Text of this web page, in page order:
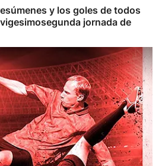
y los goles de todos
jornada de